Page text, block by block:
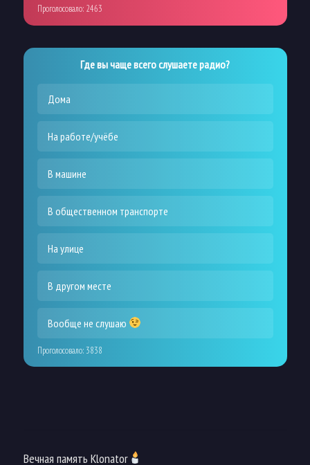
Проголосовало: 2463
Где вы чаще всего слушаете радио?
Дома
На работе/учёбе
В машине
В общественном транспорте
На улице
В другом месте
Вообще не слушаю
Проголосовало:3838
Вечная память Klonator